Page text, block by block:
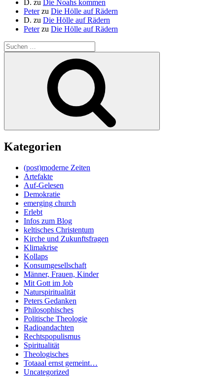
D. zu
Die Noahs kommen
Peterzu Die Hölle auf Rädern
D. zu Die Hölle auf Rädern
Peterzu Die Hölle auf Rädern
Suche
nach:
Kategorien
(post)moderne Zeiten
Artefakte
Auf-Gelesen
Demokratie
emerging church
Erlebt
Infos zum Blog
keltisches Christentum
Kirche und Zukunftsfragen
Klimakrise
Kollaps
Konsumgesellschaft
Männer, Frauen, Kinder
Mit Gott im Job
Naturspiritualität
Peters Gedanken
Philosophisches
Politische Theologie
Radioandachten
Rechtspopulismus
Spiritualität
Theologisches
Totaaal ernst gemeint…
Uncategorized